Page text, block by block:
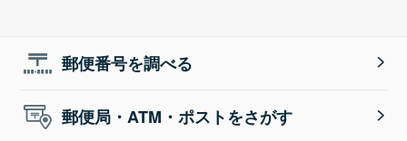
郵便番号を調べる
郵便局・ATM・ポストをさがす